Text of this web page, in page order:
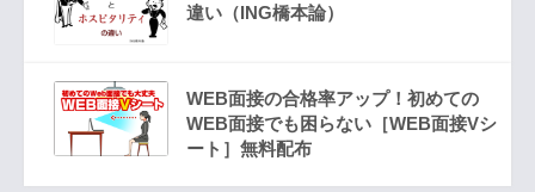
違い（ING橋本論）
WEB面接の合格率アップ！初めての
WEB面接でも困らない［WEB面接Vシ
ート］無料配布